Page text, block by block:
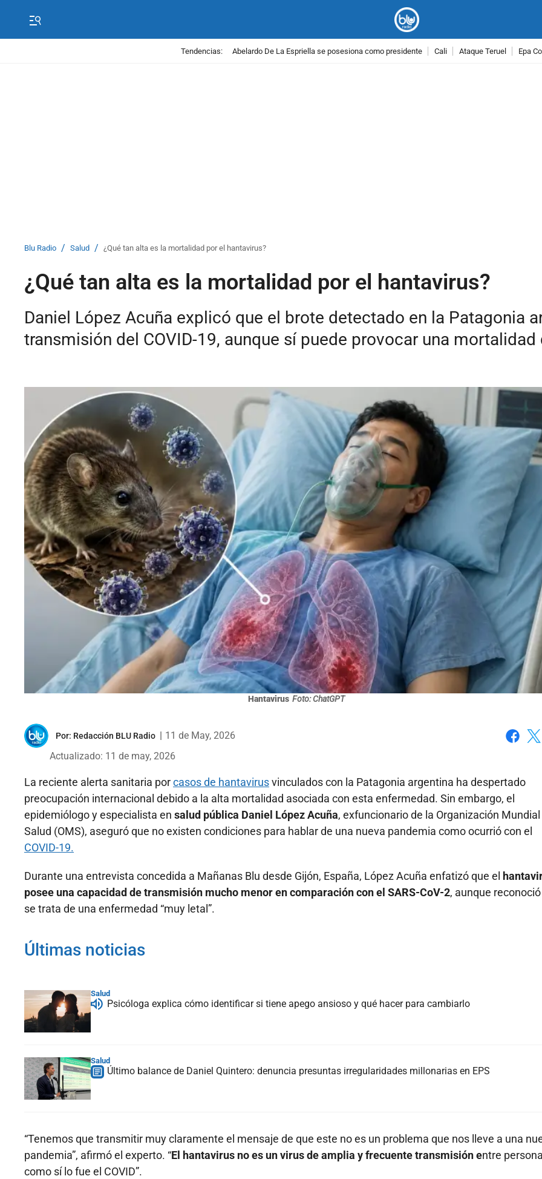
Tendencias: Abelardo De La Espriella se posesiona como presidente Cali Ataque Teruel Epa
Blu Radio / Salud / ¿Qué tan alta es la mortalidad por el hantavirus?
¿Qué tan alta es la mortalidad por el hantavirus?
Daniel López Acuña explicó que el brote detectado en la Patagonia
transmisión del COVID-19, aunque sí puede provocar una mortalidad
Hantavirus Foto: ChatGPT
Por: Redacción BLU Radio
11 de May, 2026
Actualizado: 11 de may, 2026
La reciente alerta sanitaria porcasos de hantavirusvinculados con la Patagonia argentina ha despertado
preocupación internacional debido a la alta mortalidad asociada con esta enfermedad. Sin embargo, el
epidemiólogo y especialista en salud pública Daniel López Acuña, exfuncionario de la Organización Mundial
Salud (OMS), aseguró que no existen condiciones para hablar de una nueva pandemia como ocurrió con el
COVID-19.
Durante una entrevista concedida a Mañanas Blu desde Gijón, España, López Acuña enfatizó que el
posee una capacidad de transmisión mucho menor en comparación con el SARS-CoV-2, aunque
se trata de una enfermedad “muy letal”.
Últimas noticias
Salud
Psicóloga explica cómo identificar si tiene apego ansioso y qué hacer para cambiarlo
Salud
Último balance de Daniel Quintero: denuncia presuntas irregularidades millonarias en EPS
“Tenemos que transmitir muy claramente el mensaje de que este no es un problema que nos lleve a una
pandemia”, afirmó el experto. “El hantavirus no es un virus de amplia y frecuente transmisión entre
como sí lo fue el COVID”.